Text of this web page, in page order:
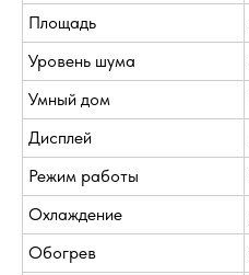
Площадь
Уровень шума
Умный дом
Дисплей
Режим работы
Охлаждение
Обогрев